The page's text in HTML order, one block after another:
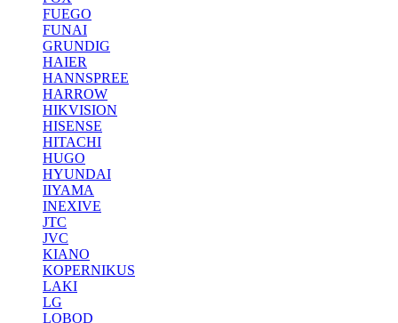
FUEGO
FUNAI
GRUNDIG
HAIER
HANNSPREE
HARROW
HIKVISION
HISENSE
HITACHI
HUGO
HYUNDAI
IIYAMA
INEXIVE
JTC
JVC
KIANO
KOPERNIKUS
LAKI
LG
LOBOD